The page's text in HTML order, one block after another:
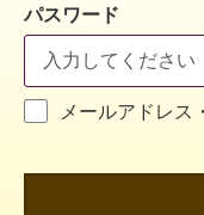
パスワード
メールアドレス